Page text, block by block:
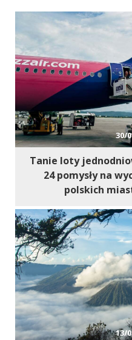
30/
Tanie loty
24 pomysły na
polskich
13/